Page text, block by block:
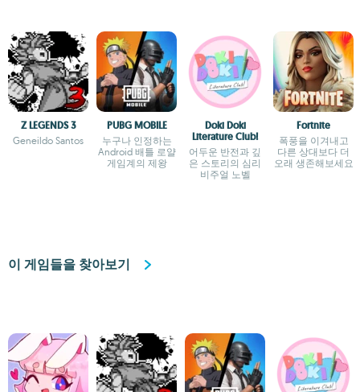
Z LEGENDS 3
Geneildo Santos
PUBG MOBILE
누구나 인정하는
Android 배틀 로얄
게임계의 제왕
Doki Doki
Literature Club!
어두운 반전과 깊
은 스토리의 심리
비주얼 노벨
Fortnite
폭풍을 이겨내고
다른 상대보다 더
오래 생존해보세요
이 게임들을 찾아보기